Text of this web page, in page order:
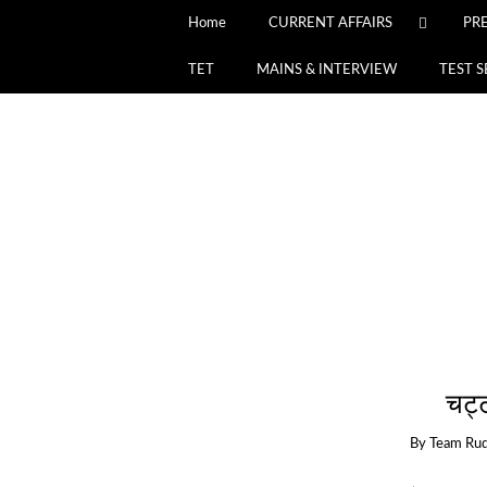
Home CURRENT AFFAIRS
TET MAINS & INTERVIEW TEST
By Team